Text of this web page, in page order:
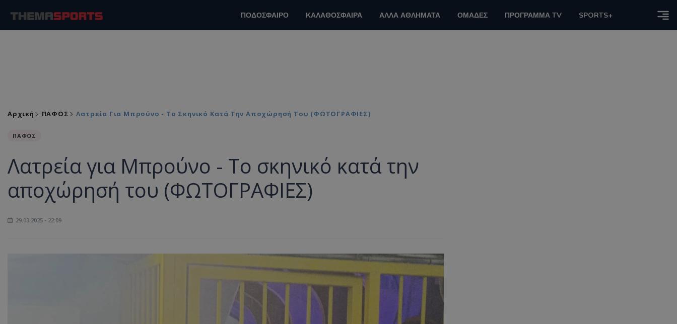
ΠΟΔΟΣΦΑΙΡΟ ΚΑΛΑΘΟΣΦΑΙΡΑ ΑΛΛΑ ΑΘΛΗΜΑΤΑ ΟΜΑΔΕΣ ΠΡΟΓΡΑΜΜΑ TV SPORTS+
Αρχική ΠΑΦΟΣ Λατρεία Για Μπρούνο - Το Σκηνικό Κατά Την Αποχώρησή Του (ΦΩΤΟΓΡΑΦΙΕΣ)
ΠΑΦΟΣ
Λατρεία για Μπρούνο - Το σκηνικό κατά την
αποχώρησή του (ΦΩΤΟΓΡΑΦΙΕΣ)
29.03.2025 - 22:09